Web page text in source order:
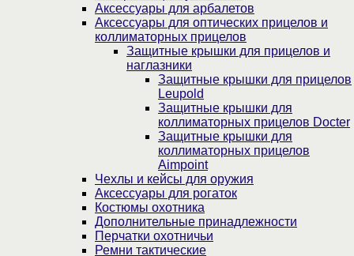
Аксессуары для арбалетов
Аксессуары для оптических прицелов и
коллиматорных прицелов
Защитные крышки для прицелов и
наглазники
Защитные крышки для прицелов
Leupold
Защитные крышки для
коллиматорных прицелов Docter
Защитные крышки для
коллиматорных прицелов
Aimpoint
Чехлы и кейсы для оружия
Аксессуары для рогаток
Костюмы охотника
Дополнительные принадлежности
Перчатки охотничьи
Ремни тактические